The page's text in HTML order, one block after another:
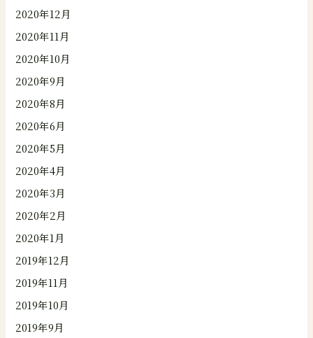
2020年12月
2020年11月
2020年10月
2020年9月
2020年8月
2020年6月
2020年5月
2020年4月
2020年3月
2020年2月
2020年1月
2019年12月
2019年11月
2019年10月
2019年9月